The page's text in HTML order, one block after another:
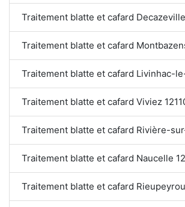
Traitement blatte et cafard
Traitement blatte et cafard
Traitement blatte et cafard Livinhac-
Traitement blatte et cafard Viviez
Traitement blatte et cafard Rivière-
Traitement blatte et cafard Naucelle
Traitement blatte et cafard